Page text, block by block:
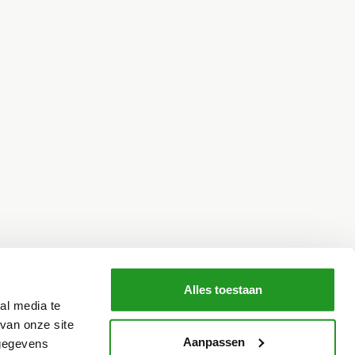
media te
onze site
Alles toestaan
Aanpassen